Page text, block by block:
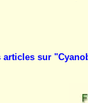
articles sur